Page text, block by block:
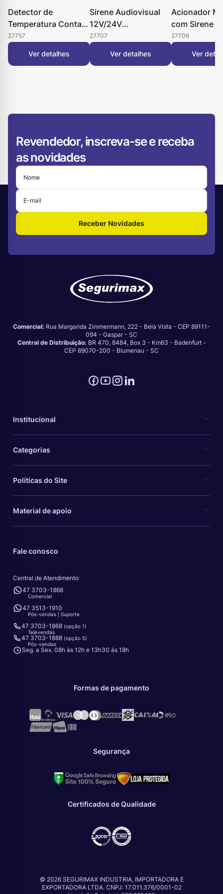
Detector de
Temperatura Contato
Seco 12V/24V
CONVENCIONAL
27757
Ver detalhes
Sirene Audiovisual
12V/24V
CONVENCIONAL
27707
Ver detalhes
Acionador
com Sirene
27706
Ver
Revendedor, inscreva-se e receba
as novidades
Receber Novidades
Comercial: Rua Margarida Zimmermann, 222 - Bela Vista - CEP 89111-
094 - Gaspar - SC
Central de Distribuição: BR 470, 8484, Box 3 - Km63 - Badenfurt -
CEP 89070-200 - Blumenau - SC
Institucional
Categorias
Políticas do Site
Material de apoio
Fale conosco
Central de Atendimento
47 3703-1868
Comercial
47 3513-1910
Pós-vendas | Suporte
47 3703-1868 (opção 1)
Televendas
47 3703-1888 (opção 5)
Pós-vendas
Seg. a Sex. 08h às 12h e 13h30 às 18h
Formas de pagamento
Segurança
Certificados de Qualidade
© 2026 SEGURIMAX INDUSTRIA, IMPORTADORA E
EXPORTADORA LTDA. CNPJ: 17.011.376/0001-02